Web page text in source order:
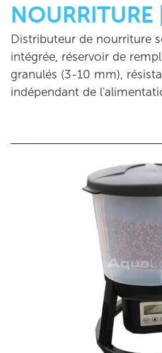
NOURRITURE
Distributeur de nourriture
intégrée, réservoir de
granulés (3-10 mm),
indépendant de